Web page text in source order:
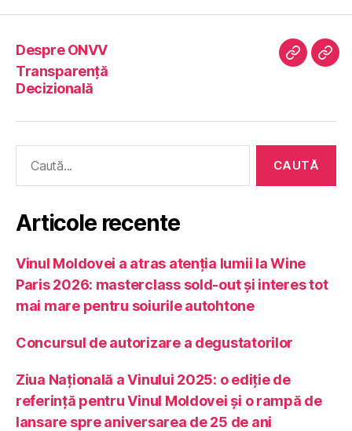
Despre ONVV
Transparență
Decizională
Despre
după:
Articole recente
Vinul Moldovei a atras atenția lumii la Wine
Paris 2026: masterclass sold-out și interes tot
mai mare pentru soiurile autohtone
Concursul de autorizare a degustatorilor
Ziua Națională a Vinului 2025: o ediție de
referință pentru Vinul Moldovei și o rampă de
lansare spre aniversarea de 25 de ani